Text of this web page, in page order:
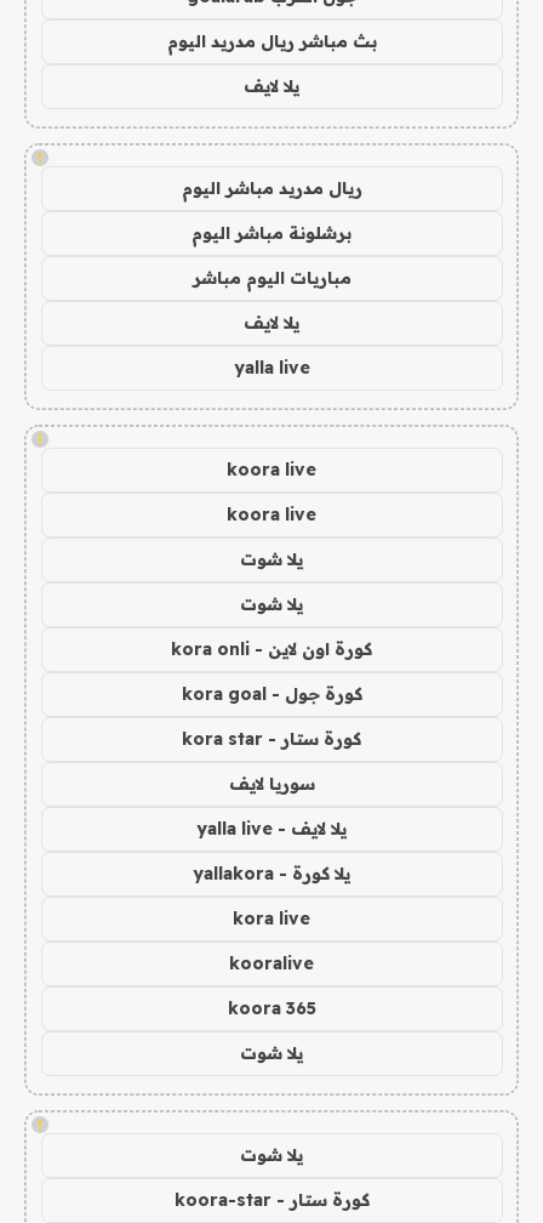
بث مباشر ريال مدريد اليوم
يلا لايف
!
ريال مدريد مباشر اليوم
برشلونة مباشر اليوم
مباريات اليوم مباشر
يلا لايف
yalla live
!
koora live
koora live
يلا شوت
يلا شوت
كورة اون لاين - kora onli
كورة جول - kora goal
كورة ستار - kora star
سوريا لايف
يلا لايف - yalla live
يلا كورة - yallakora
kora live
kooralive
koora 365
يلا شوت
!
يلا شوت
كورة ستار - koora-star